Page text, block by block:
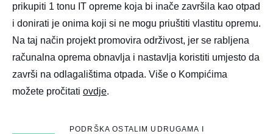
prikupiti 1 tonu IT opreme koja bi inače završila kao otpad
i donirati je onima koji si ne mogu priuštiti vlastitu opremu.
Na taj način projekt promovira održivost, jer se rabljena
računalna oprema obnavlja i nastavlja koristiti umjesto da
završi na odlagalištima otpada. Više o Kompićima
možete pročitati ovdje.
PODRŠKA OSTALIM UDRUGAMA I